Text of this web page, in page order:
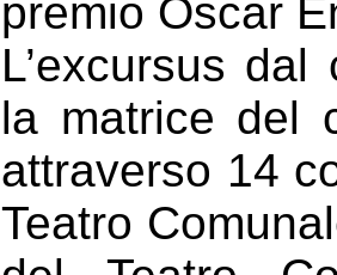
premio Oscar
L’excursus
la matrice del
attraverso 14
Teatro